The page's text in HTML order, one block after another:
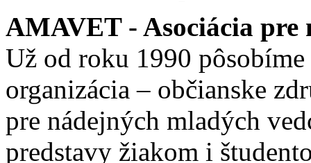
AMAVET - Asociácia pre
Už od roku 1990
organizácia – občianske
pre nádejných mladých
predstavy žiakom i